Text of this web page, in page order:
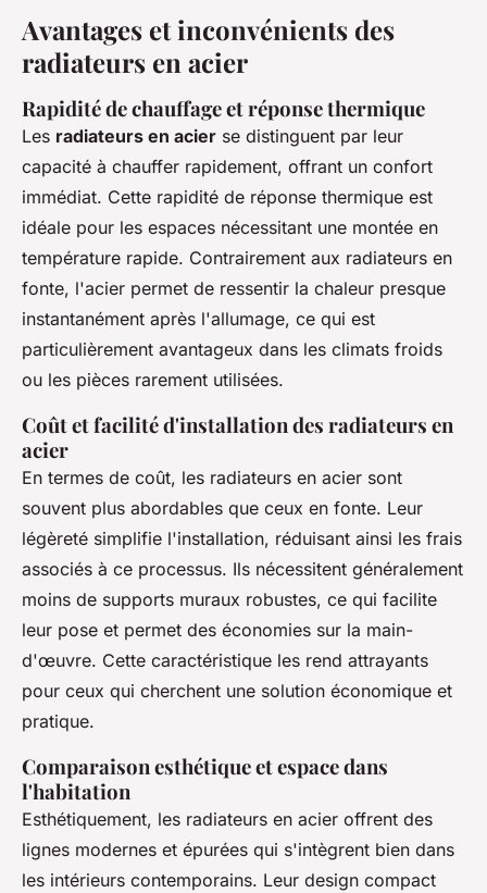
Avantages et inconvénients des
radiateurs en acier
Rapidité de chauffage et réponse thermique
Les radiateurs en acier se distinguent par leur
capacité à chauffer rapidement, offrant un confort
immédiat. Cette rapidité de réponse thermique est
idéale pour les espaces nécessitant une montée en
température rapide. Contrairement aux radiateurs en
fonte, l'acier permet de ressentir la chaleur presque
instantanément après l'allumage, ce qui est
particulièrement avantageux dans les climats froids
ou les pièces rarement utilisées.
Coût et facilité d'installation des radiateurs en
acier
En termes de coût, les radiateurs en acier sont
souvent plus abordables que ceux en fonte. Leur
légèreté simplifie l'installation, réduisant ainsi les frais
associés à ce processus. Ils nécessitent généralement
moins de supports muraux robustes, ce qui facilite
leur pose et permet des économies sur la main-
d'œuvre. Cette caractéristique les rend attrayants
pour ceux qui cherchent une solution économique et
pratique.
Comparaison esthétique et espace dans
l'habitation
Esthétiquement, les radiateurs en acier offrent des
lignes modernes et épurées qui s'intègrent bien dans
les intérieurs contemporains. Leur design compact